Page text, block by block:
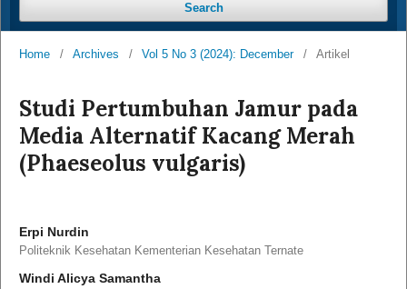
Search
Home / Archives / Vol 5 No 3 (2024): December / Artikel
Studi Pertumbuhan Jamur pada
Media Alternatif Kacang Merah
(Phaeseolus vulgaris)
Erpi Nurdin
Politeknik Kesehatan Kementerian Kesehatan Ternate
Windi Alicya Samantha